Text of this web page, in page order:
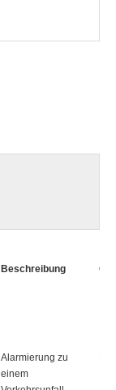
Beschreibung
Alarmierung zu
einem